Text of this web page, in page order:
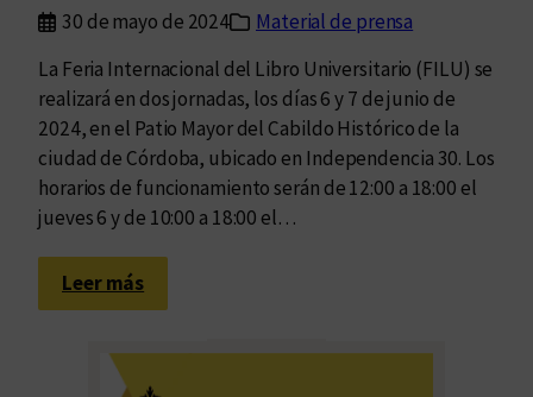
30 de mayo de 2024
Material de prensa
La Feria Internacional del Libro Universitario (FILU) se
realizará en dos jornadas, los días 6 y 7 de junio de
2024, en el Patio Mayor del Cabildo Histórico de la
ciudad de Córdoba, ubicado en Independencia 30. Los
horarios de funcionamiento serán de 12:00 a 18:00 el
jueves 6 y de 10:00 a 18:00 el…
Leer más:
E